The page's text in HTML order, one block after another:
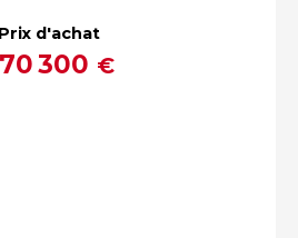
Prix d'achat
300 €